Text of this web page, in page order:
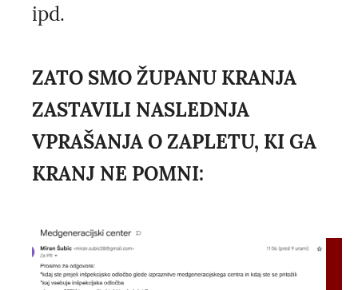
ipd.
ZATO SMO ŽUPANU KRANJA
ZASTAVILI NASLEDNJA
VPRAŠANJA O ZAPLETU, KI GA
KRANJ NE POMNI: